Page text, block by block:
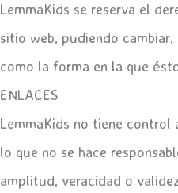
LemmaKids se reserva el
sitio web, pudiendo
como la forma en la que
ENLACES
LemmaKids no tiene
lo que no se hace
amplitud, veracidad o